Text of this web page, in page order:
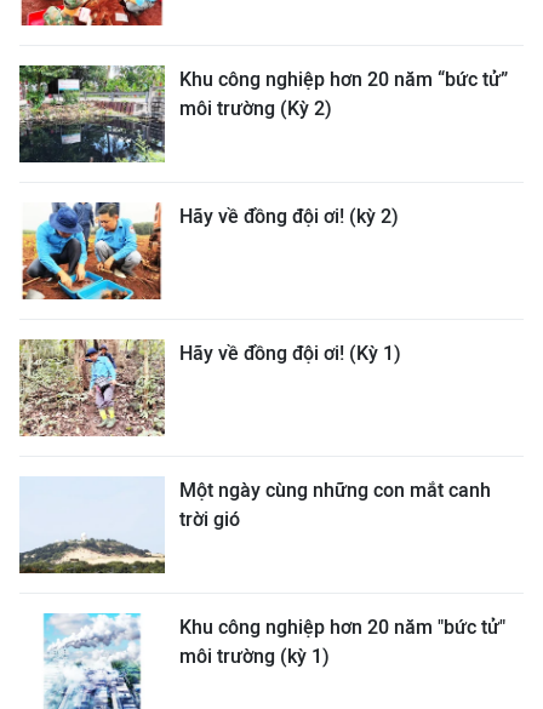
Khu công nghiệp hơn 20 năm “bức tử”
môi trường (Kỳ 2)
Hãy về đồng đội ơi! (kỳ 2)
Hãy về đồng đội ơi! (Kỳ 1)
Một ngày cùng những con mắt canh
trời gió
Khu công nghiệp hơn 20 năm "bức tử"
môi trường (kỳ 1)